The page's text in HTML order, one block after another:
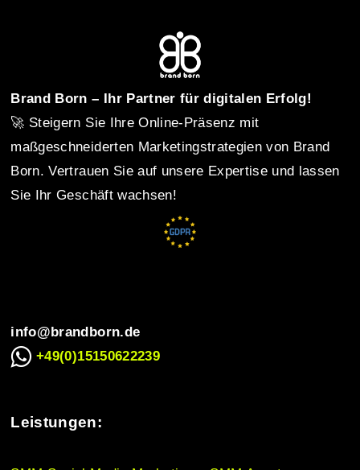
t
n
a
i
g
a
Brand Born – Ihr Partner für digitalen Erfolg!
🚀 Steigern Sie Ihre Online-Präsenz mit
maßgeschneiderten Marketingstrategien von Brand
Born. Vertrauen Sie auf unsere Expertise und lassen
Sie Ihr Geschäft wachsen!
info@brandborn.de
+49(0)15150622239
Leistungen: